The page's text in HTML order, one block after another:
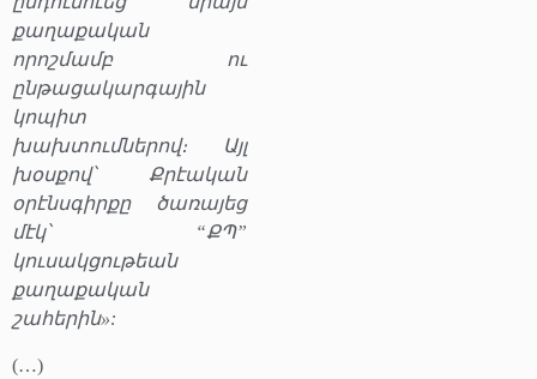
քաղաքական
որոշմամբ ու
ընթացակարգային
կոպիտ
խախտումներով։ Այլ
խօսքով՝ Քրէական
օրէնսգիրքը ծառայեց
մէկ՝ “ՔՊ”
կուսակցութեան
քաղաքական
շահերին»:
(…)